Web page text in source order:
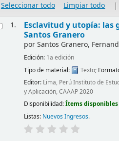
Seleccionar todo Limpiar todo |
1. Esclavitud y utopía: las
Santos Granero
porSantos Granero,
Edición: 1a edición
Tipo de material:
Texto;
Editor: Lima, Perú Instituto de
y Aplicación, CAAAP 2020
Disponibilidad:Ítems
Listas: Nuevos Ingresos.